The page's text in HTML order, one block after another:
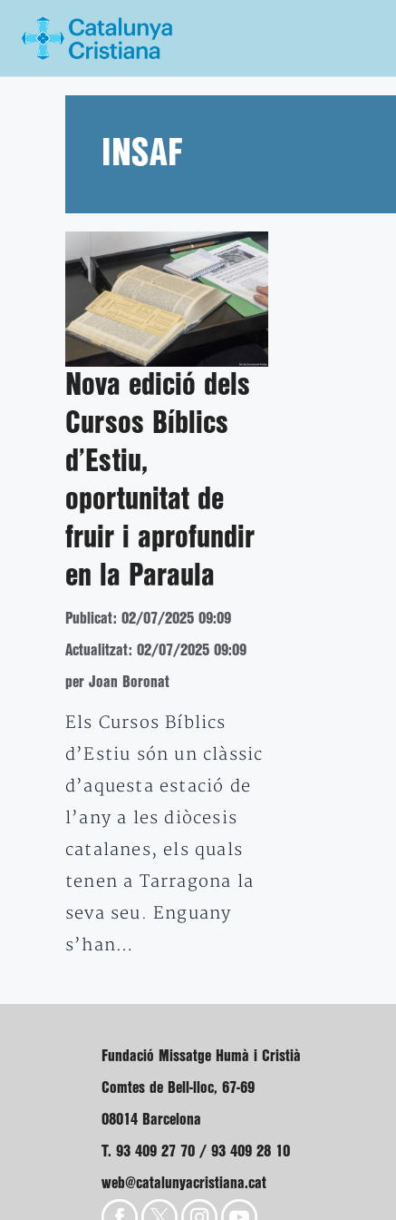
INSAF
Nova edició dels
Cursos Bíblics
d’Estiu,
oportunitat de
fruir i aprofundir
en la Paraula
Publicat: 02/07/2025 09:09
Actualitzat: 02/07/2025 09:09
per Joan Boronat
Els Cursos Bíblics
d’Estiu són un clàssic
d’aquesta estació de
l’any a les diòcesis
catalanes, els quals
tenen a Tarragona la
seva seu. Enguany
s’han…
Fundació Missatge Humà i Cristià
Comtes de Bell-lloc, 67-69
08014 Barcelona
T. 93 409 27 70 / 93 409 28 10
web@catalunyacristiana.cat